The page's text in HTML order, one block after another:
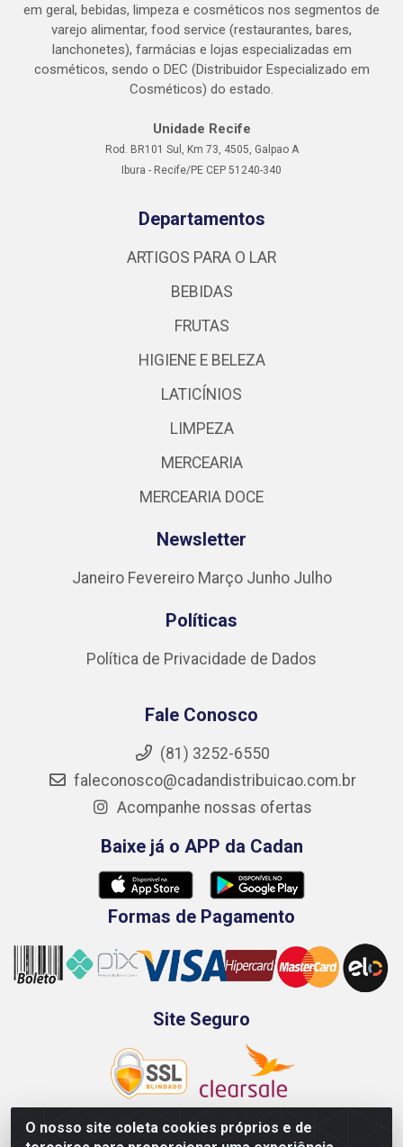
O nosso site coleta cookies próprios e de
em geral, bebidas, limpeza e cosméticos nos segmentos de
varejo alimentar, food service (restaurantes, bares,
lanchonetes), farmácias e lojas especializadas em
cosméticos, sendo o DEC (Distribuidor Especializado em
Cosméticos) do estado.
Unidade Recife
Rod. BR101 Sul, Km 73, 4505, Galpao A
Ibura - Recife/PE CEP 51240-340
Departamentos
ARTIGOS PARA O LAR
BEBIDAS
FRUTAS
HIGIENE E BELEZA
LATICÍNIOS
LIMPEZA
MERCEARIA
MERCEARIA DOCE
Newsletter
Janeiro Fevereiro Março Junho Julho
Políticas
Política de Privacidade de Dados
Fale Conosco
(81) 3252-6550
faleconosco@cadandistribuicao.com.br
Acompanhe nossas ofertas
Baixe já o APP da Cadan
Formas de Pagamento
Site Seguro